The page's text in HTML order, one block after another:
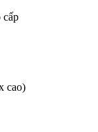
cấp
cao)